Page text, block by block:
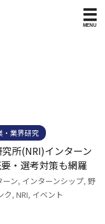
・業界研究
究所(NRI)インターン
・選考対策も網羅
ーン, インターンシップ, 野
ク, NRI, イベント